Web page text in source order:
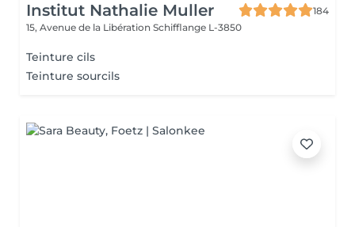
Institut Nathalie Muller
184
15, Avenue de la Libération Schifflange L-3850
Teinture cils
Teinture sourcils